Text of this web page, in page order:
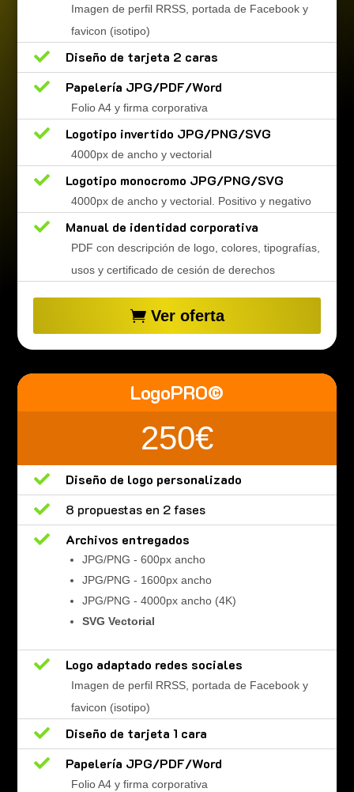
Imagen de perfil RRSS, portada de Facebook y
favicon (isotipo)

Diseño de tarjeta 2 caras

Papelería JPG/PDF/Word
Folio A4 y firma corporativa
 Logotipo invertido JPG/PNG/SVG
4000px de ancho y vectorial
 Logotipo monocromo JPG/PNG/SVG
4000px de ancho y vectorial. Positivo y negativo
 Manual de identidad corporativa
PDF con descripción de logo, colores, tipografías,
usos y certificado de cesión de derechos
Ver oferta
LogoPRO©
250€

Diseño de logo personalizado

8 propuestas en 2 fases

Archivos entregados
JPG/PNG - 600px ancho
JPG/PNG - 1600px ancho
JPG/PNG - 4000px ancho (4K)
SVG Vectorial
 Logo adaptado redes sociales
Imagen de perfil RRSS, portada de Facebook y
favicon (isotipo)

Diseño de tarjeta 1 cara

Papelería JPG/PDF/Word
Folio A4 y firma corporativa